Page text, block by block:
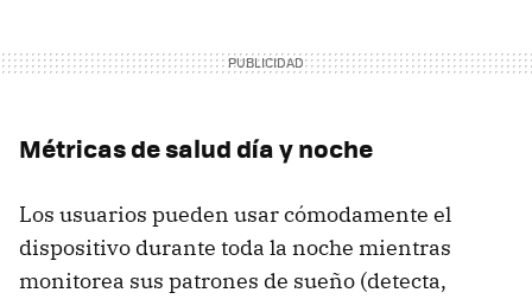
Métricas de salud día y noche
Los usuarios pueden usar cómodamente el
dispositivo durante toda la noche mientras
monitorea sus patrones de sueño (detecta,